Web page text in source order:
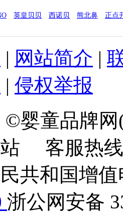
英皇贝贝 西诺贝 熊北鼻 正点
| 网站简介 |
| 侵权举报
©婴童品牌
客服热线
民共和国增
浙公网安备